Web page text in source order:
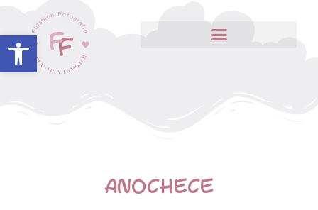
Abrir barra de herramientas
ANOCHECE